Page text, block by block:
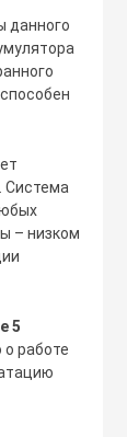
данного
Система
– низком
5
работе